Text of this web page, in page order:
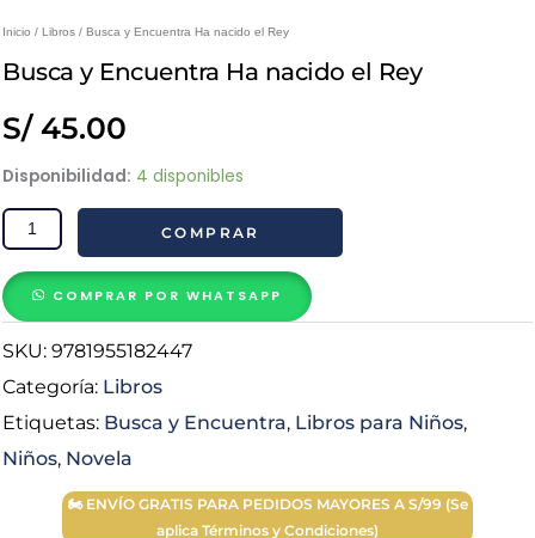
Inicio / Libros / Busca y Encuentra Ha nacido el Rey
Busca y Encuentra Ha nacido el Rey
S/45.00
Disponibilidad: 4 disponibles
Busca
y
Encuentra
nacido
el
Rey
cantidad
COMPRAR
COMPRAR POR WHATSAPP
SKU: 9781955182447
Categoría: Libros
Etiquetas: Busca y Encuentra, Libros para Niños,
Niños, Novela
🏍 ENVÍO GRATIS PARA PEDIDOS MAYORES A S/99 (Se
aplica Términos y Condiciones)